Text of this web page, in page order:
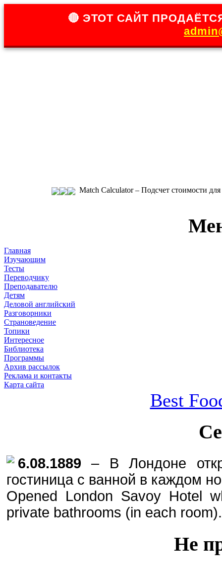
🔴 ЭТОТ САЙТ
Match Calculator – Подсчет стоимости
Главная
Изучающим
Тесты
Переводчику
Преподавателю
Детям
Деловой английский
Разговорники
Страноведение
Топики
Интересное
Библиотека
Программы
Архив рассылок
Реклама и контакты
Карта сайта
Best
6.08.1889 – В Лондоне
гостиница с ванной в каждом
Opened London Savoy Hotel
private bathrooms (in each room).
Не